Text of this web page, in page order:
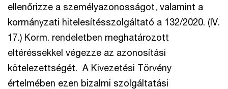
ellenőrizze a személyazonosságot, valamint a
kormányzati hitelesítésszolgáltató a 132/2020. (IV.
17.) Korm. rendeletben meghatározott
eltéréssekkel végezze az azonosítási
kötelezettségét. A Kivezetési Törvény
értelmében ezen bizalmi szolgáltatási